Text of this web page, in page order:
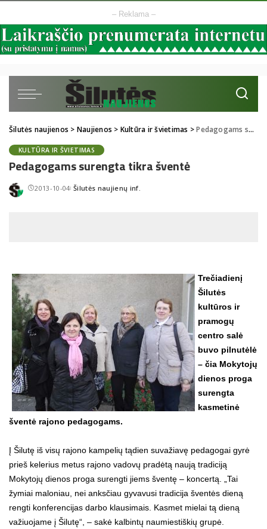
– Reklama –
Šilutės naujienos > Naujienos > Kultūra ir švietimas >Pedagogams surengta tikra šventė
KULTŪRA IR ŠVIETIMAS
Pedagogams surengta tikra šventė
2013-10-04Posted
Šilutės naujienų inf.
Trečiadienį
Šilutės
kultūros ir
pramogų
centro salė
buvo pilnutėlė
– čia Mokytojų
dienos proga
surengta
kasmetinė
šventė rajono pedagogams.
Į Šilutę iš visų rajono kampelių tądien suvažiavę pedagogai gyrė
prieš kelerius metus rajono vadovų pradėtą naują tradiciją
Mokytojų dienos proga surengti jiems šventę – koncertą. „Tai
žymiai maloniau, nei anksčiau gyvavusi tradicija šventės dieną
rengti konferencijas darbo klausimais. Kasmet mielai tą dieną
važiuojame į Šilutę“, – sakė kalbintų naumiestiškių grupė.